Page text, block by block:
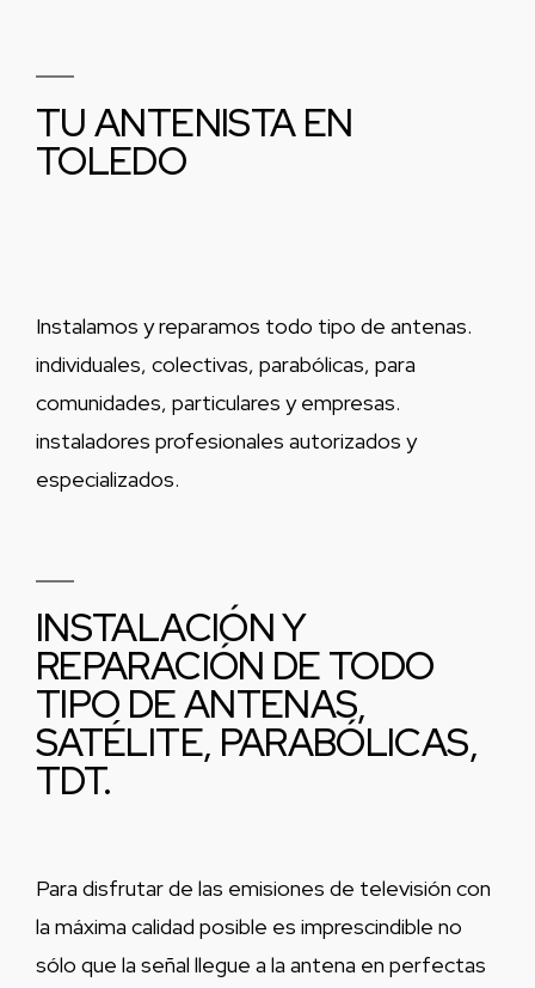
TU ANTENISTA EN
TOLEDO
Instalamos y reparamos todo tipo de antenas.
individuales, colectivas, parabólicas, para
comunidades, particulares y empresas.
instaladores profesionales autorizados y
especializados.
INSTALACIÓN Y
REPARACIÓN DE TODO
TIPO DE ANTENAS,
SATÉLITE, PARABÓLICAS,
TDT.
Para disfrutar de las emisiones de televisión con
la máxima calidad posible es imprescindible no
sólo que la señal llegue a la antena en perfectas